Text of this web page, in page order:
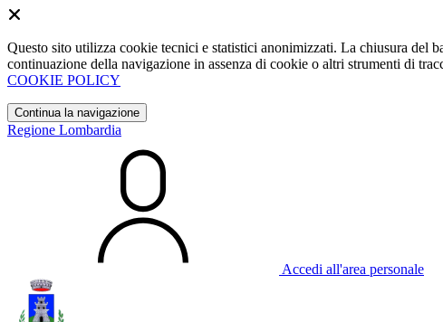
Questo sito utilizza cookie tecnici e statistici anonimizzati. La chiusura del
continuazione della navigazione in assenza di cookie o altri strumenti di
COOKIE POLICY
Continua la navigazione
Regione Lombardia
Accedi all'area personale